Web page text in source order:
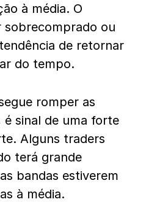
à média. O
sobrecomprado ou
de retornar
do tempo.
romper as
é sinal de uma forte
Alguns traders
terá grande
bandas estiverem
à média.